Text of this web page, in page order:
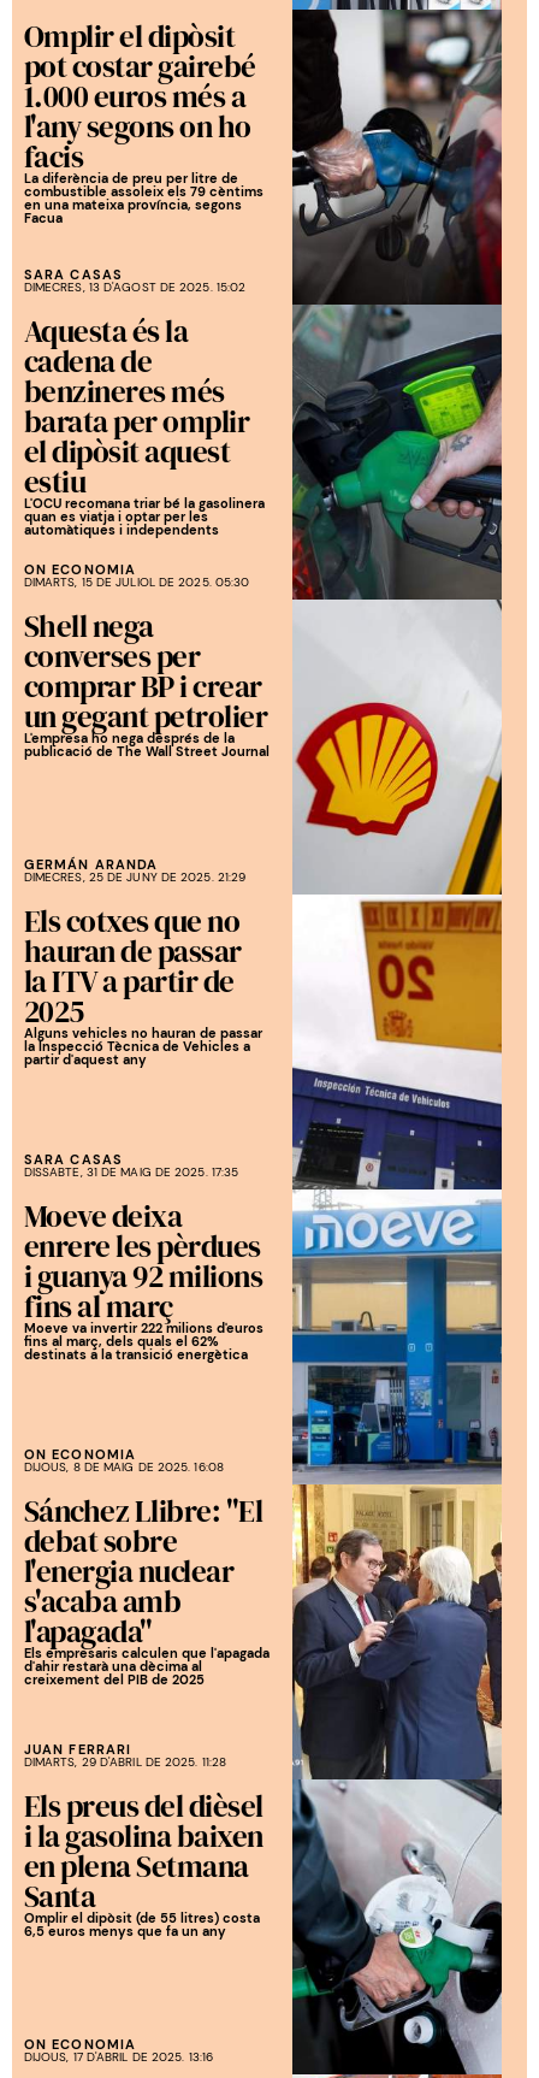
Omplir el dipòsit
pot costar gairebé
1.000 euros més a
l'any segons on ho
facis
La diferència de preu per litre de
combustible assoleix els 79 cèntims
en una mateixa província, segons
Facua
SARA CASAS
DIMECRES, 13 D'AGOST DE 2025. 15:02
Aquesta és la
cadena de
benzineres més
barata per omplir
el dipòsit aquest
estiu
L'OCU recomana triar bé la gasolinera
quan es viatja i optar per les
automàtiques i independents
ON ECONOMIA
DIMARTS, 15 DE JULIOL DE 2025. 05:30
Shell nega
converses per
comprar BP i crear
un gegant petrolier
L'empresa ho nega després de la
publicació de The Wall Street Journal
GERMÁN ARANDA
DIMECRES, 25 DE JUNY DE 2025. 21:29
Els cotxes que no
hauran de passar
la ITV a partir de
2025
Alguns vehicles no hauran de passar
la Inspecció Tècnica de Vehicles a
partir d'aquest any
SARA CASAS
DISSABTE, 31 DE MAIG DE 2025. 17:35
Moeve deixa
enrere les pèrdues
i guanya 92 milions
fins al març
Moeve va invertir 222 milions d'euros
fins al març, dels quals el 62%
destinats a la transició energètica
ON ECONOMIA
DIJOUS, 8 DE MAIG DE 2025. 16:08
Sánchez Llibre: "El
debat sobre
l'energia nuclear
s'acaba amb
l'apagada"
Els empresaris calculen que l'apagada
d'ahir restarà una dècima al
creixement del PIB de 2025
JUAN FERRARI
DIMARTS, 29 D'ABRIL DE 2025. 11:28
Els preus del dièsel
i la gasolina baixen
en plena Setmana
Santa
Omplir el dipòsit (de 55 litres) costa
6,5 euros menys que fa un any
ON ECONOMIA
DIJOUS, 17 D'ABRIL DE 2025. 13:16